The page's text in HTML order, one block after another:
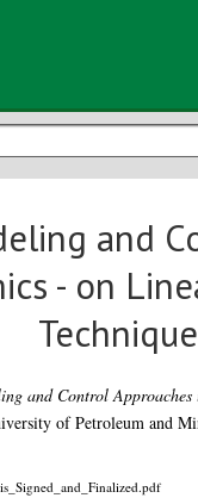
and
- on
and Control
of Petroleum and